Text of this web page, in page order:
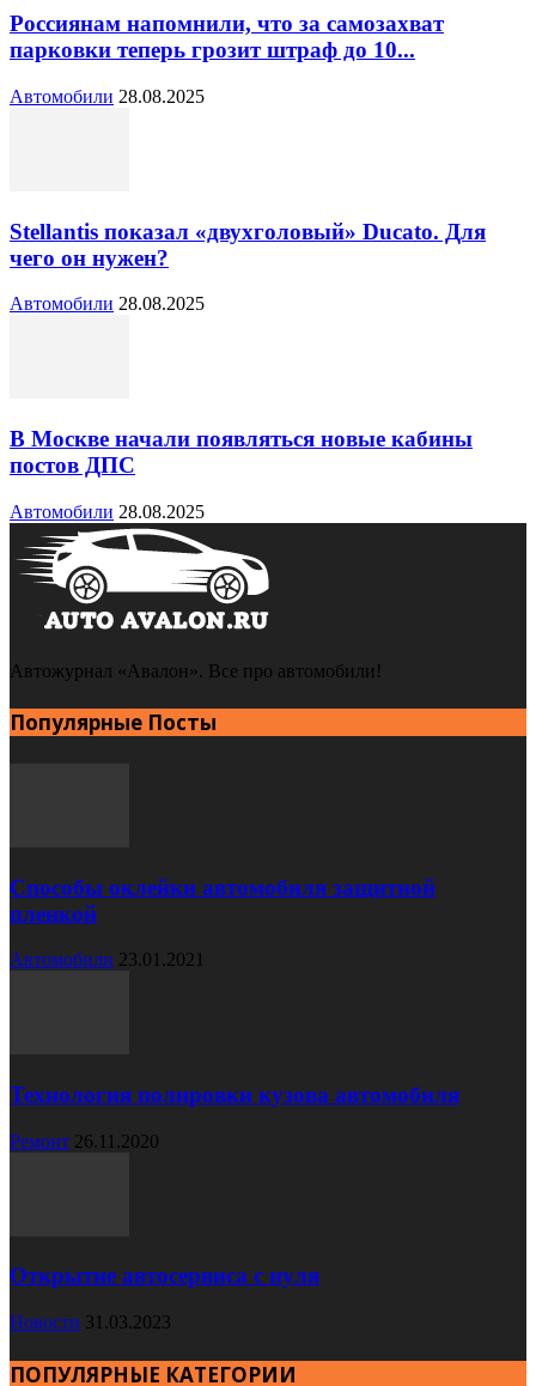
Россиянам напомнили, что за самозахват
парковки теперь грозит штраф до 10...
Автомобили 28.08.2025
Stellantis показал «двухголовый» Ducato. Для
чего он нужен?
Автомобили 28.08.2025
В Москве начали появляться новые кабины
постов ДПС
Автомобили 28.08.2025
Автожурнал «Авалон». Все про автомобили!
Популярные Посты
Способы оклейки автомобиля защитной
пленкой
Автомобили 23.01.2021
Технология полировки кузова автомобиля
Ремонт 26.11.2020
Открытие автосервиса с нуля
Новости 31.03.2023
ПОПУЛЯРНЫЕ КАТЕГОРИИ